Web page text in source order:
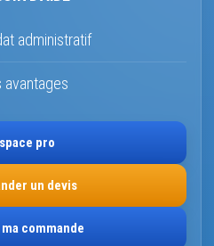
administratif
avantages
pro
un devis
commande